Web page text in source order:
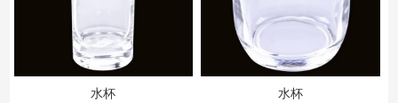
水杯 水杯